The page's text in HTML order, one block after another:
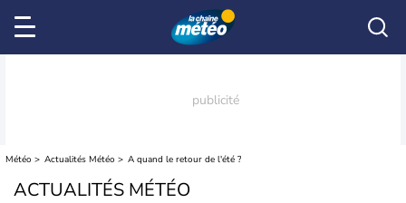
Météo Actualités Météo A quand le retour de l'été ?
ACTUALITÉS MÉTÉO